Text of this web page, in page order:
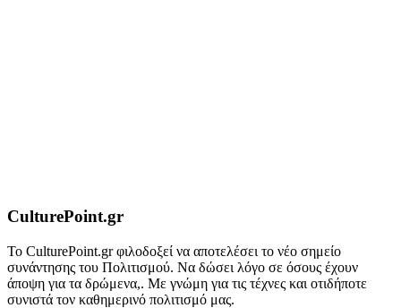
CulturePoint.gr
Το CulturePoint.gr φιλοδοξεί να αποτελέσει το νέο σημείο
συνάντησης του Πολιτισμού. Να δώσει λόγο σε όσους έχουν
άποψη για τα δρώμενα,. Με γνώμη για τις τέχνες και οτιδήποτε
συνιστά τον καθημερινό πολιτισμό μας.